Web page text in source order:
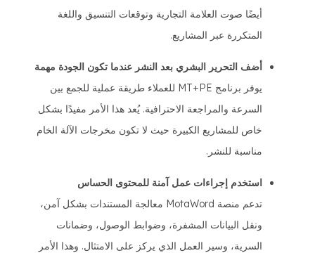
أيضًا صوت العلامة التجارية وتوقعات التنسيق واللغة
المتكررة عبر المشاريع.
أضف التحرير البشري بعد النشر عندما تكون الجودة مهمة
يوفر برنامج MT+PE للعملاء طريقة عملية للجمع بين
السرعة والمراجعة الاحترافية. يُعد هذا الأمر مفيدًا بشكل
خاص للمشاريع الكبيرة حيث لا تكون مخرجات الآلة الخام
مناسبة للنشر.
استخدم إجراءات عمل آمنة للمحتوى الحساس
تدعم منصة MotaWord معالجة المستندات بشكل آمن،
ونقل البيانات المشفرة، وضوابط الوصول، وضمانات
السرية، وسير العمل الذي يركز على الامتثال. وهذا الأمر